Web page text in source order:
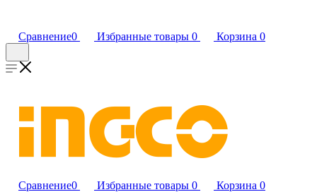
Сравнение0 Избранные товары 0 Корзина 0
Сравнение0 Избранные товары 0 Корзина 0